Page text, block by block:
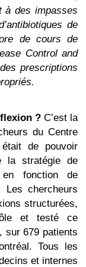
à des impasses
de
de cours de
Control and
prescriptions
?C’est la
du Centre
de pouvoir
la stratégie de
en fonction de
Les chercheurs
structurées,
et testé ce
sur 679 patients
Tous les
et internes